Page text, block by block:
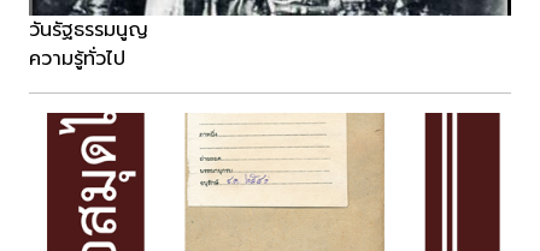
วันรัฐธรรมนูญ
ความรู้ทั่วไป